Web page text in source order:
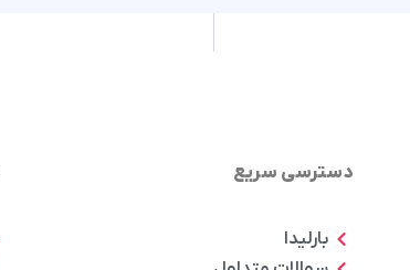
دسترسی سریع
بارلیدا